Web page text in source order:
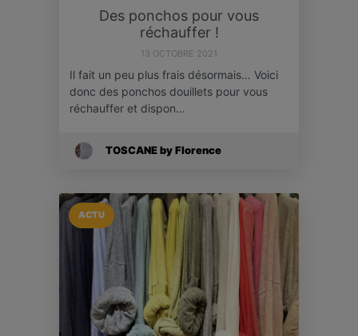
Des ponchos pour vous
réchauffer !
13 OCTOBRE 2021
Il fait un peu plus frais désormais… Voici
donc des ponchos douillets pour vous
réchauffer et dispon…
TOSCANE by Florence
ACTU